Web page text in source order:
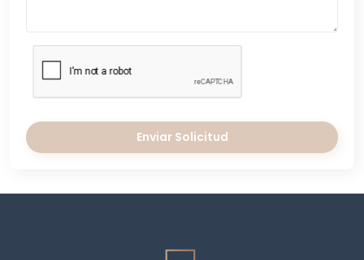
Enviar Solicitud